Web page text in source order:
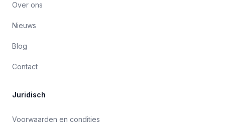
Over ons
Nieuws
Blog
Contact
Juridisch
Voorwaarden en condities